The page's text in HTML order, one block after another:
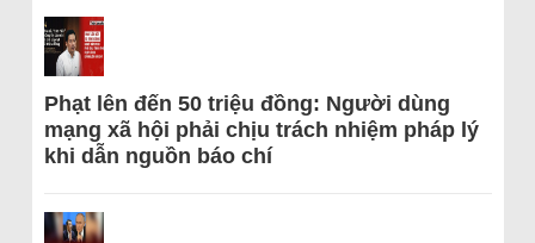
Phạt lên đến 50 triệu đồng: Người dùng
mạng xã hội phải chịu trách nhiệm pháp lý
khi dẫn nguồn báo chí